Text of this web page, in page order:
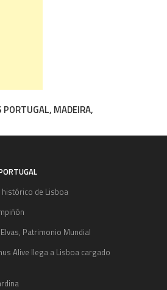
PORTUGAL, MADEIRA,
de Lisboa
Patrimonio Mundial
Alive llega a Lisboa cargado